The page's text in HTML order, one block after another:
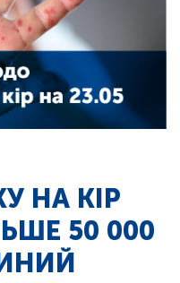
НА КІР
50 000